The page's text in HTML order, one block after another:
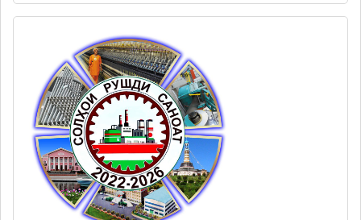
Маҷлиси вакилони халқ
САНАДҲОИ МЕЪЁРӢ-ҲУҚУҚӢ
Қарорҳои маҷлиси вакилони халқ
Қарорҳои раиси ноҳия
Қонунҳо